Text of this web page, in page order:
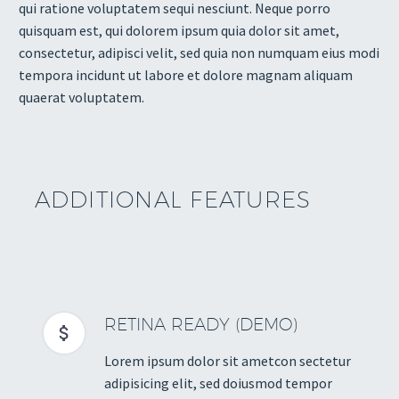
qui ratione voluptatem sequi nesciunt. Neque porro
quisquam est, qui dolorem ipsum quia dolor sit amet,
consectetur, adipisci velit, sed quia non numquam eius modi
tempora incidunt ut labore et dolore magnam aliquam
quaerat voluptatem.
ADDITIONAL FEATURES

 RETINA READY (DEMO)
Lorem ipsum dolor sit ametcon sectetur
adipisicing elit, sed doiusmod tempor